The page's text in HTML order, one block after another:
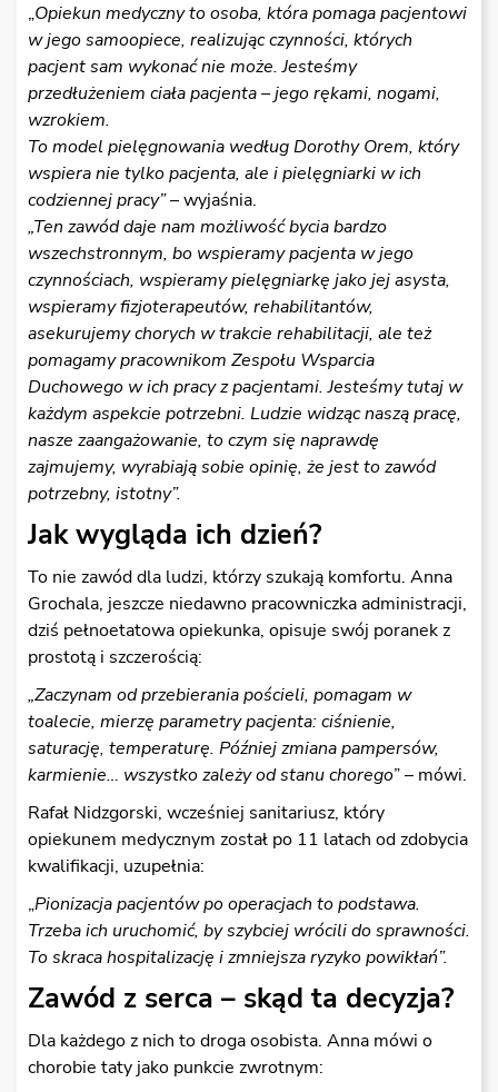
„Opiekun medyczny to osoba, która pomaga pacjentowi
w jego samoopiece, realizując czynności, których
pacjent sam wykonać nie może. Jesteśmy
przedłużeniem ciała pacjenta – jego rękami, nogami,
wzrokiem.
To model pielęgnowania według Dorothy Orem, który
wspiera nie tylko pacjenta, ale i pielęgniarki w ich
codziennej pracy”– wyjaśnia.
„Ten zawód daje nam możliwość bycia bardzo
wszechstronnym, bo wspieramy pacjenta w jego
czynnościach, wspieramy pielęgniarkę jako jej asysta,
wspieramy fizjoterapeutów, rehabilitantów,
asekurujemy chorych w trakcie rehabilitacji, ale też
pomagamy pracownikom Zespołu Wsparcia
Duchowego w ich pracy z pacjentami. Jesteśmy tutaj w
każdym aspekcie potrzebni. Ludzie widząc naszą pracę,
nasze zaangażowanie, to czym się naprawdę
zajmujemy, wyrabiają sobie opinię, że jest to zawód
potrzebny, istotny”.
Jak wygląda ich dzień?
To nie zawód dla ludzi, którzy szukają komfortu. Anna
Grochala, jeszcze niedawno pracowniczka administracji,
dziś pełnoetatowa opiekunka, opisuje swój poranek z
prostotą i szczerością:
„Zaczynam od przebierania pościeli, pomagam w
toalecie, mierzę parametry pacjenta: ciśnienie,
saturację, temperaturę. Później zmiana pampersów,
karmienie… wszystko zależy od stanu chorego” – mówi.
Rafał Nidzgorski, wcześniej sanitariusz, który
opiekunem medycznym został po 11 latach od zdobycia
kwalifikacji, uzupełnia:
„Pionizacja pacjentów po operacjach to podstawa.
Trzeba ich uruchomić, by szybciej wrócili do sprawności.
To skraca hospitalizację i zmniejsza ryzyko powikłań”.
Zawód z serca – skąd ta decyzja?
Dla każdego z nich to droga osobista. Anna mówi o
chorobie taty jako punkcie zwrotnym: